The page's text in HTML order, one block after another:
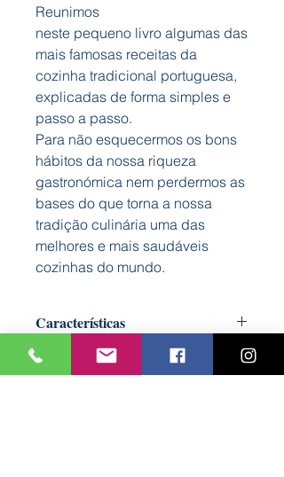
Reunimos
neste pequeno livro algumas das
mais famosas receitas da
cozinha tradicional portuguesa,
explicadas de forma simples e
passo a passo.
Para não esquecermos os bons
hábitos da nossa riqueza
gastronómica nem perdermos as
bases do que torna a nossa
tradição culinária uma das
melhores e mais saudáveis
cozinhas do mundo.
Características
Capa: Mole
Formato: 125 mm x 140 mm
Autor: Bookout